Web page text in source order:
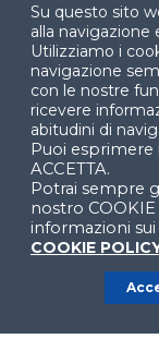
Facebook
YouTube
© 2024
di Ingegneria
Su questo sito
alla navigazione
Utilizziamo i
navigazione
con le nostre
ricevere
abitudini di
Puoi esprimere
ACCETTA.
Potrai sempre
nostro
informazioni
COOKIE